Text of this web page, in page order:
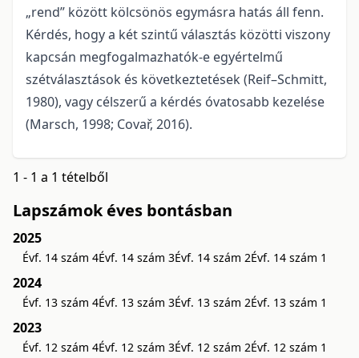
„rend” között kölcsönös egymásra hatás áll fenn.
Kérdés, hogy a két szintű választás közötti viszony
kapcsán megfogalmazhatók-e egyértelmű
szétválasztások és következtetések (Reif–Schmitt,
1980), vagy célszerű a kérdés óvatosabb kezelése
(Marsch, 1998; Covař, 2016).
1 - 1 a 1 tételből
Lapszámok éves bontásban
2025
Évf. 14 szám 4Évf. 14 szám 3Évf. 14 szám 2Évf. 14 szám 1
2024
Évf. 13 szám 4Évf. 13 szám 3Évf. 13 szám 2Évf. 13 szám 1
2023
Évf. 12 szám 4Évf. 12 szám 3Évf. 12 szám 2Évf. 12 szám 1